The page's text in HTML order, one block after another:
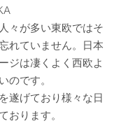
々が多い東欧ではそ
れていません。日本
ジは凄くよく西欧よ
のです。
遂げており様々な日
おります。